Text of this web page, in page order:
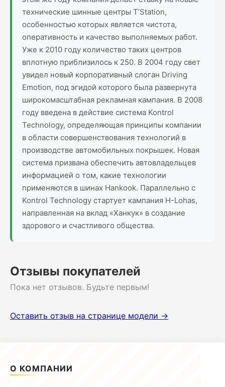
технические шинные центры T’Station,
особенностью которых является чистота,
оперативность и качество выполняемых работ.
Уже к 2010 году количество таких центров
вплотную приблизилось к 250. В 2004 году свет
увидел новый корпоративный слоган Driving
Emotion, под эгидой которого была развернута
широкомасштабная рекламная кампания. В 2008
году введена в действие система Kontrol
Technology, определяющая принципы компании
в области совершенствования технологий в
производстве автомобильных покрышек. Новая
система призвана обеспечить автовладельцев
информацией о том, какие технологии
применяются в шинах Hankook. Параллельно с
Kontrol Technology стартует кампания H-Lohas,
направленная на вклад «Ханкук» в создание
здорового и счастливого общества.
Отзывы покупателей
Пока нет отзывов. Будьте первым!
Оставить отзыв на странице модели →
О КОМПАНИИ